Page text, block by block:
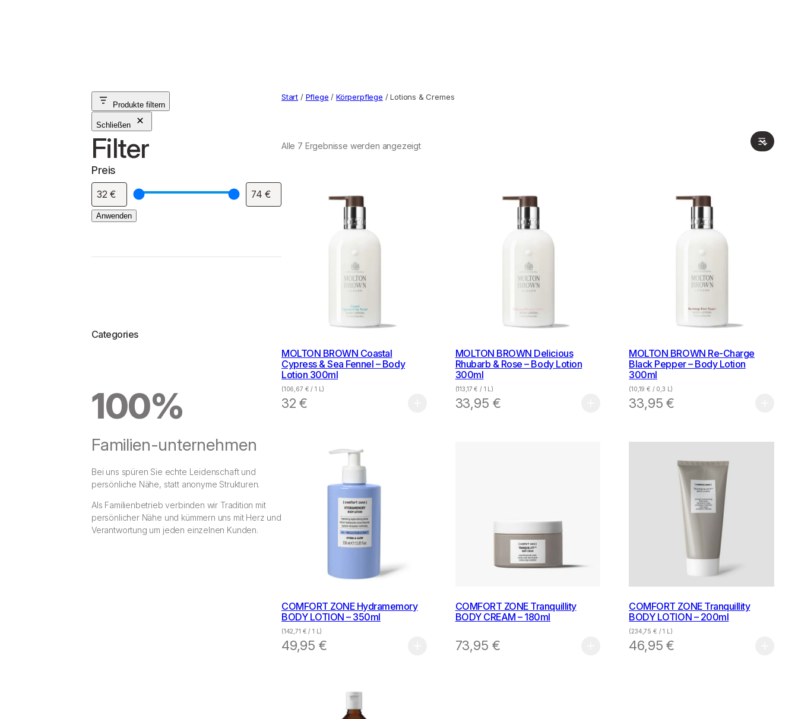
Start / Pflege / Körperpflege / Lotions & Cremes
Alle 7 Ergebnisse werden angezeigt
MOLTON BROWN Coastal
Cypress & Sea Fennel – Body
Lotion 300ml
(106,67 € / 1 L)
32€
MOLTON BROWN Delicious
Rhubarb & Rose – Body Lotion
300ml
(113,17€ / 1 L)
33,95 €
MOLTON BROWN Re-Charge
Black Pepper – Body Lotion
300ml
(10,19€ / 0,3 L)
33,95€
COMFORT ZONE Hydramemory
BODY LOTION – 350ml
(142,71 € / 1 L)
49,95 €
COMFORT ZONE Tranquillity
BODY CREAM – 180ml
73,95 €
COMFORT ZONE Tranquillity
BODY LOTION – 200ml
(234,75 € / 1 L)
46,95€
Produkte filtern
Schließen
Filter
Preis
Anwenden
Categories
100%
Familien-unternehmen
Bei uns spüren Sie echte Leidenschaft und
persönliche Nähe, statt anonyme Strukturen.
Als Familienbetrieb verbinden wir Tradition mit
persönlicher Nähe und kümmern uns mit Herz und
Verantwortung um jeden einzelnen Kunden.